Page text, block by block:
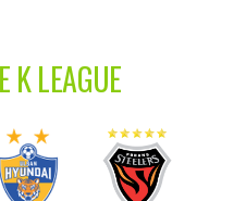
K LEAGUE